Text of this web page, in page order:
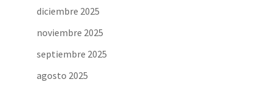
diciembre 2025
noviembre 2025
septiembre 2025
agosto 2025